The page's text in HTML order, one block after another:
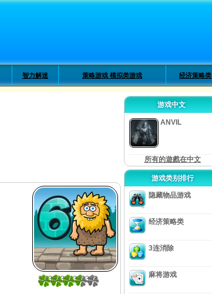
智力解迷 策略游戏 模拟类游戏 经济策略类
3.3333333333333
游戏中文
ANVIL
所有的遊戲在中文
游戏类别排行
隐藏物品游戏
经济策略类
3连消除
麻将游戏